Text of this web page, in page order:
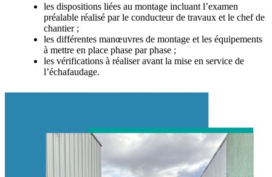
les dispositions liées au montage incluant l’examen
préalable réalisé par le conducteur de travaux et le chef de
chantier ;
les différentes manœuvres de montage et les équipements
à mettre en place phase par phase ;
les vérifications à réaliser avant la mise en service de
l’échafaudage.